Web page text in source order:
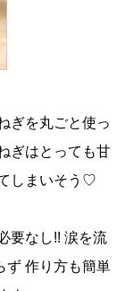
ぎを丸ごと使っ
ぎはとっても甘
しまいそう♡
要なし!! 涙を流
ず 作り方も簡単